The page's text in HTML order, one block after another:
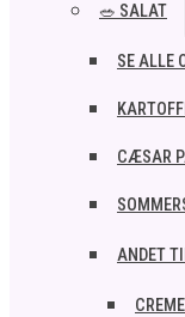
🥗 SALAT
SE ALLE
CÆSAR
ANDET